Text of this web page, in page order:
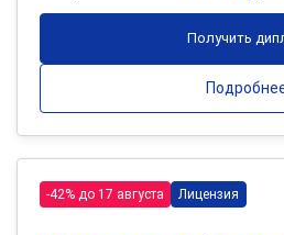
Получить
-42% до 17 августа Лицензия